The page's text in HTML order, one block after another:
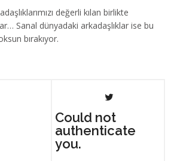
değerli kılan birlikte
Sanal dünyadaki arkadaşlıklar ise bu
bırakıyor.
Could not
authenticate
you.